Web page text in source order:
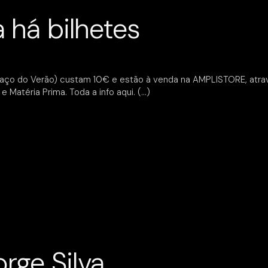
há bilhetes
do Verão) custam 10€ e estão à venda na AMPLISTORE,
Matéria Prima. Toda a info aqui.